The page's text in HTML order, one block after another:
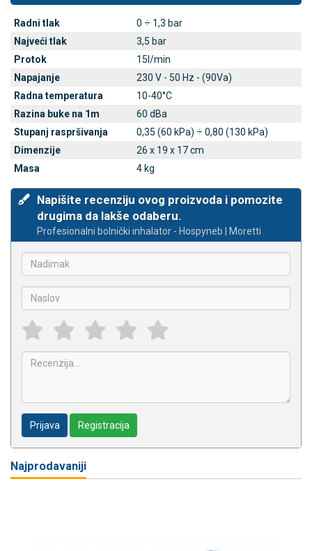
Radni tlak
0 ÷ 1,3 bar
Najveći tlak
3,5 bar
Protok
15l/min
Napajanje
230 V - 50 Hz - (90Va)
Radna temperatura
10-40°C
Razina buke na 1m
60 dBa
Stupanj raspršivanja
0,35 (60 kPa) ÷ 0,80 (130 kPa)
Dimenzije
26 x 19 x 17 cm
Masa
4 kg
Napišite recenziju ovog proizvoda i pomozite
drugima da lakše odaberu.
Profesionalni bolnički inhalator - Hospyneb | Moretti
Prijava Registracija
Najprodavaniji